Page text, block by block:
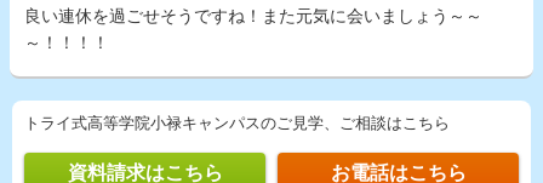
良い連休を過ごせそうですね！また元気に会いましょう～～
～！！！！
トライ式高等学院小禄キャンパスのご見学、ご相談はこちら
資料請求はこちら お電話はこちら